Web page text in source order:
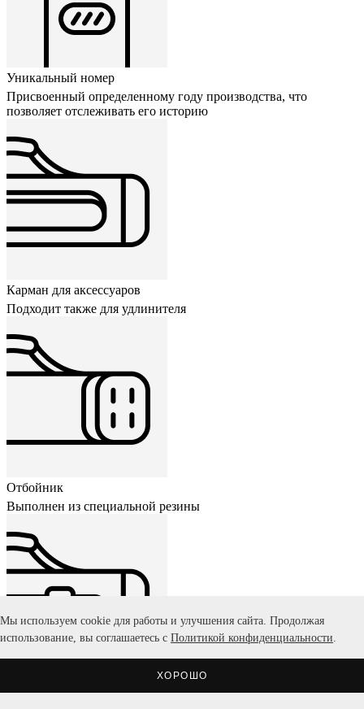
Уникальный номер
Присвоенный определенному году производства, что
позволяет отслеживать его историю
Карман для аксессуаров
Подходит также для удлинителя
Отбойник
Выполнен из специальной резины
Мы используем cookie для работы и улучшения сайта. Продолжая
использование, вы соглашаетесь с Политикой конфиденциальности.
ХОРОШО